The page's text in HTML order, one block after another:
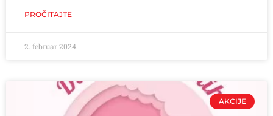
PROČITAJTE
2. februar 2024.
AKCIJE